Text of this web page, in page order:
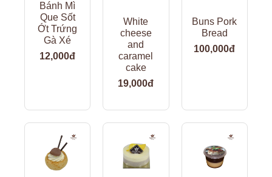
Bánh Mì
Que Sốt
Ớt Trứng
Gà Xé
12,000đ
White
cheese
and
caramel
cake
19,000đ
Buns Pork
Bread
100,000đ